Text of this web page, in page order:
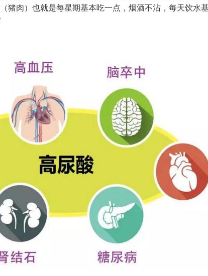
猪肉）也就是每星期基本吃一点，烟酒不沾，每天饮水